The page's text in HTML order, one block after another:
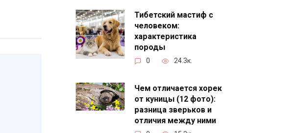
Тибетский мастиф с
человеком:
характеристика
породы
0 24.3к.
Чем отличается хорек
от куницы (12 фото):
разница зверьков и
отличия между ними